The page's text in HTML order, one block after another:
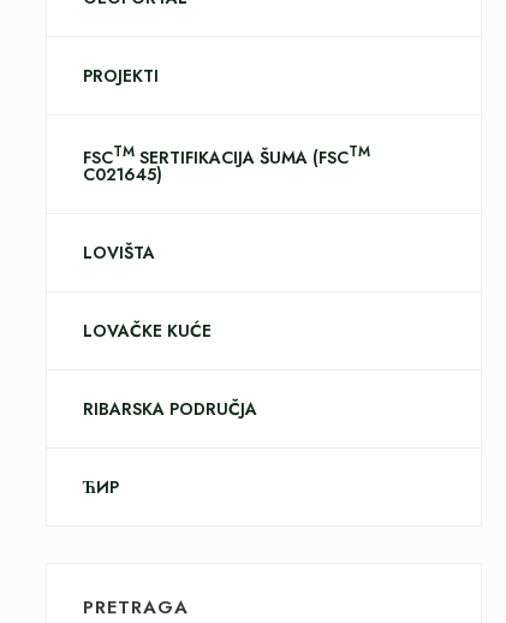
PROJEKTI
FSCTMSERTIFIKACIJA ŠUMA (FSCTM
C021645)
LOVIŠTA
LOVAČKE KUĆE
RIBARSKA PODRUČJA
ЋИР
PRETRAGA